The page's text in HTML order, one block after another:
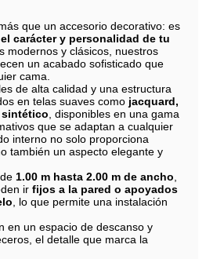
que un accesorio decorativo: es
carácter y personalidad de tu
modernos y clásicos, nuestros
un acabado sofisticado que
cama.
de alta calidad y una estructura
en telas suaves como jacquard,
, disponibles en una gama
que se adaptan a cualquier
interno no solo proporciona
también un aspecto elegante y
1.00 m hasta 2.00 m de ancho
ir fijos a la pared o apoyados
, lo que permite una instalación
en un espacio de descanso y
el detalle que marca la